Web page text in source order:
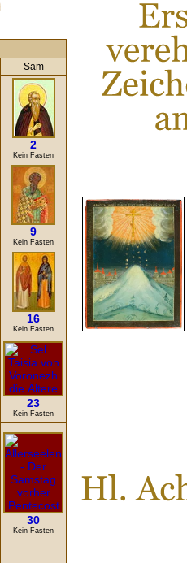
Sam
2
Kein Fasten
9
Kein Fasten
16
Kein Fasten
23
Kein Fasten
30
Kein Fasten